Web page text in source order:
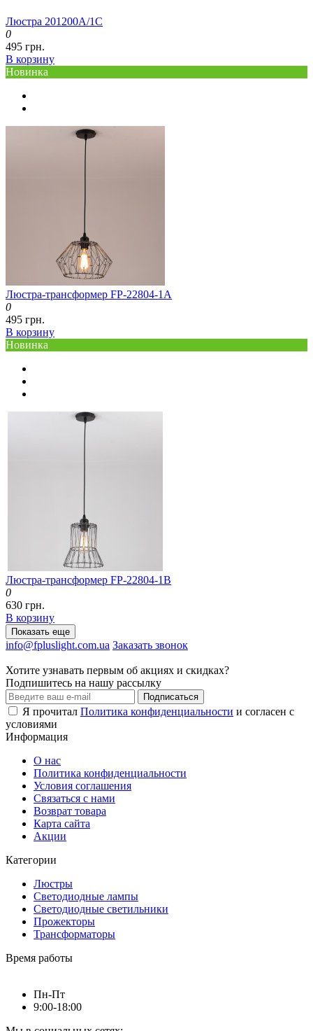
Люстра 201200A/1C
0
495 грн.
В корзину
Новинка
Люстра-трансформер FP-22804-1A
0
495 грн.
В корзину
Новинка
Люстра-трансформер FP-22804-1B
0
630 грн.
В корзину
Показать еще
info@fpluslight.com.ua Заказать звонок
Хотите узнавать первым об акциях и скидках?
Подпишитесь на нашу рассылку
Подписаться
Я прочитал Политика конфиденциальности и согласен с
условиями
Информация
О нас
Политика конфиденциальности
Условия соглашения
Связаться с нами
Возврат товара
Карта сайта
Акции
Категории
Люстры
Светодиодные лампы
Светодиодные светильники
Прожекторы
Трансформаторы
Время работы
Пн-Пт
9:00-18:00